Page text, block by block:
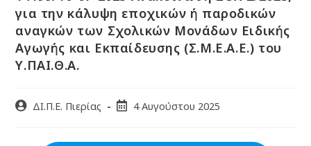
για την κάλυψη εποχικών ή παροδικών
αναγκών των Σχολικών Μονάδων Ειδικής
Αγωγής και Εκπαίδευσης (Σ.Μ.Ε.Α.Ε.) του
Υ.ΠΑΙ.Θ.Α.
ΔΙ.Π.Ε. Πιερίας 4 Αυγούστου 2025